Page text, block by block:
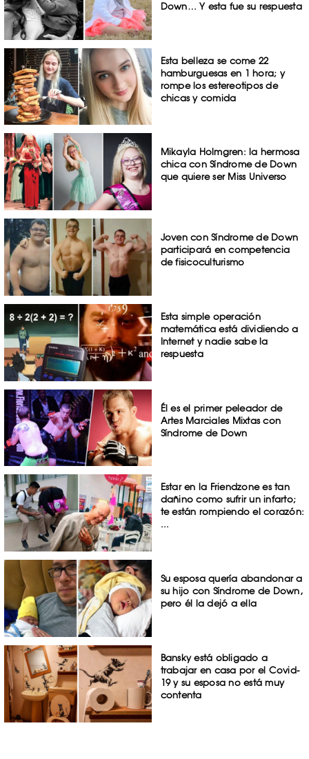
Down… Y esta fue su respuesta
Esta belleza se come 22
hamburguesas en 1 hora; y
rompe los estereotipos de
chicas y comida
Mikayla Holmgren: la hermosa
chica con Síndrome de Down
que quiere ser Miss Universo
Joven con Síndrome de Down
participará en competencia
de fisicoculturismo
Esta simple operación
matemática está dividiendo a
Internet y nadie sabe la
respuesta
Él es el primer peleador de
Artes Marciales Mixtas con
Síndrome de Down
Estar en la Friendzone es tan
dañino como sufrir un infarto;
te están rompiendo el corazón:
...
Su esposa quería abandonar a
su hijo con Síndrome de Down,
pero él la dejó a ella
Bansky está obligado a
trabajar en casa por el Covid-
19 y su esposa no está muy
contenta